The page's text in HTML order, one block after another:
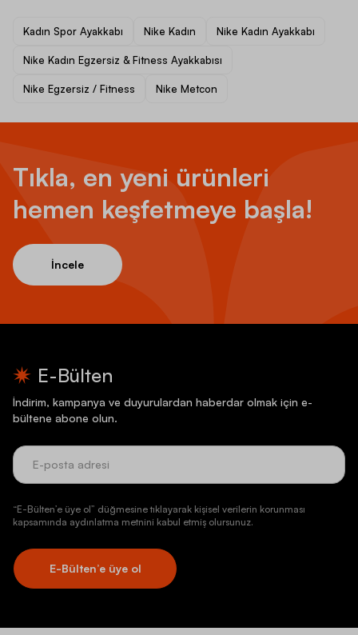
Kadın Spor Ayakkabı Nike Kadın Nike Kadın Ayakkabı
Nike Kadın Egzersiz & Fitness Ayakkabısı
Nike Egzersiz / Fitness Nike Metcon
Tıkla, en yeni ürünleri
hemen keşfetmeye başla!
İncele
E-Bülten
İndirim, kampanya ve duyurulardan haberdar olmak için e-
bültene abone olun.
“E-Bülten’e üye ol” düğmesine tıklayarak kişisel verilerin korunması
kapsamında aydınlatma metnini kabul etmiş olursunuz.
E-Bülten’e üye ol